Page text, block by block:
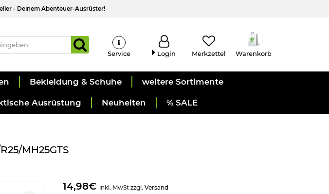
- Deinem Abenteuer-Ausrüster!
Service Login Merkzettel Warenkorb
Bekleidung & Schuhe weitere Sortimente
Ausrüstung Neuheiten % SALE
MH25GTS
14,98€ inkl. MwSt zzgl. Versand